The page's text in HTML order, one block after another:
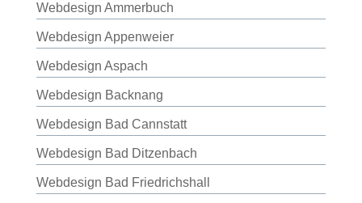
Webdesign Ammerbuch
Webdesign Appenweier
Webdesign Aspach
Webdesign Backnang
Webdesign Bad Cannstatt
Webdesign Bad Ditzenbach
Webdesign Bad Friedrichshall